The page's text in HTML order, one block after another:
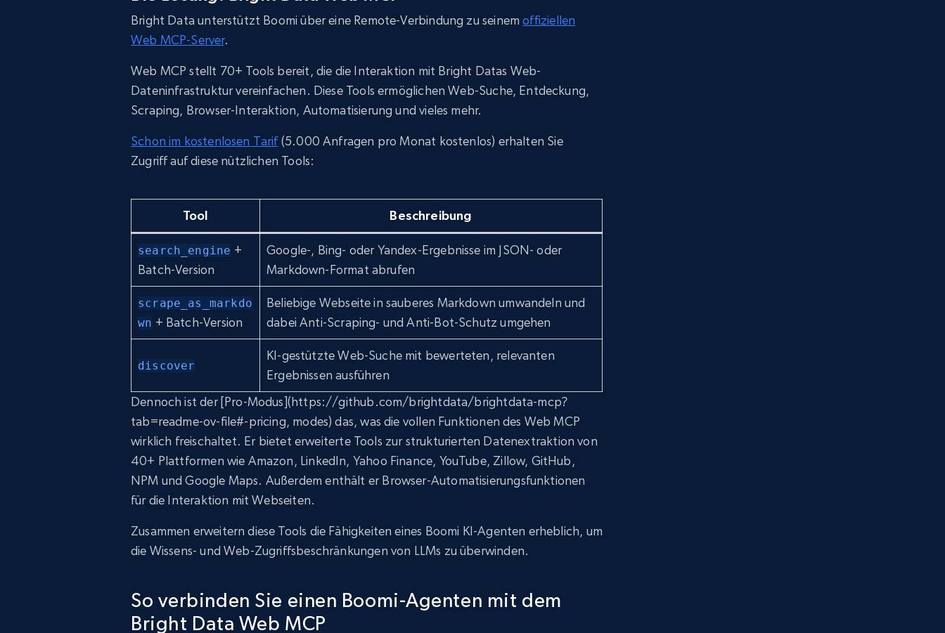
Bright Data unterstützt Boomi über eine Remote-Verbindung zu seinemoffiziellen
Web MCP-Server.
Web MCP stellt 70+ Tools bereit, die die Interaktion mit Bright Datas Web-
Dateninfrastruktur vereinfachen. Diese Tools ermöglichen Web-Suche, Entdeckung,
Scraping, Browser-Interaktion, Automatisierung und vieles mehr.
Schon im kostenlosen Tarif(5.000 Anfragen pro Monat kostenlos) erhalten Sie
Zugriff auf diese nützlichen Tools:
Tool Beschreibung
search_engine +
Batch-Version
Google-, Bing- oder Yandex-Ergebnisse im JSON- oder
Markdown-Format abrufen
scrape_as_markdo
wn + Batch-Version
Beliebige Webseite in sauberes Markdown umwandeln und
dabei Anti-Scraping- und Anti-Bot-Schutz umgehen
discover
KI-gestützte Web-Suche mit bewerteten, relevanten
Ergebnissen ausführen
Dennoch ist der [Pro-Modus](https://github.com/brightdata/brightdata-mcp?
tab=readme-ov-file#-pricing, modes) das, was die vollen Funktionen des Web MCP
wirklich freischaltet. Er bietet erweiterte Tools zur strukturierten Datenextraktion von
40+ Plattformen wie Amazon, LinkedIn, Yahoo Finance, YouTube, Zillow, GitHub,
NPM und Google Maps. Außerdem enthält er Browser-Automatisierungsfunktionen
für die Interaktion mit Webseiten.
Zusammen erweitern diese Tools die Fähigkeiten eines Boomi KI-Agenten erheblich, um
die Wissens- und Web-Zugriffsbeschränkungen von LLMs zu überwinden.
So verbinden Sie einen Boomi-Agenten mit dem
Bright Data Web MCP